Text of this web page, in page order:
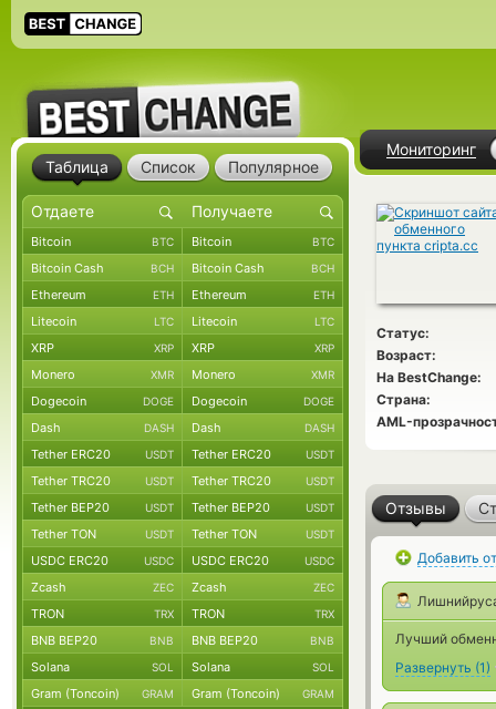
Мониторинг
Статус:
Возраст:
На BestChange:
Страна:
AML-
Отзывы
Добавить
Лучший
Развернуть (1)
Таблица Список Популярное
Bitcoin BTC Bitcoin BTC
Bitcoin Cash BCH Bitcoin Cash BCH
Ethereum ETH Ethereum ETH
Litecoin LTC Litecoin LTC
XRP XRP XRP XRP
Monero XMR Monero XMR
Dogecoin DOGE Dogecoin DOGE
Dash DASH Dash DASH
Tether ERC20 USDT Tether ERC20 USDT
Tether TRC20 USDT Tether TRC20 USDT
Tether BEP20 USDT Tether BEP20 USDT
Tether TON USDT Tether TON USDT
USDC ERC20 USDC USDC ERC20 USDC
Zcash ZEC Zcash ZEC
TRON TRX TRON TRX
BNB BEP20 BNB BNB BEP20 BNB
Solana SOL Solana SOL
Gram (Toncoin) GRAM Gram (Toncoin) GRAM